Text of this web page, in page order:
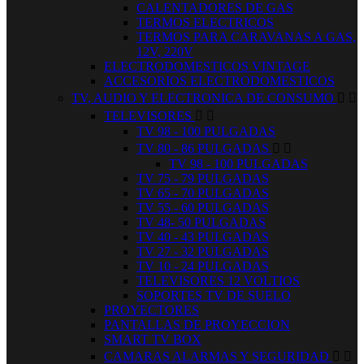
CALENTADORES DE GAS
TERMOS ELECTRICOS
TERMOS PARA CARAVANAS A GAS,
12V, 220V
ELECTRODOMESTICOS VINTAGE
ACCESORIOS ELECTRODOMESTICOS
TV, AUDIO Y ELECTRONICA DE CONSUMO  
TELEVISORES  
TV 98 - 100 PULGADAS
TV 80 - 86 PULGADAS  
TV 98 - 100 PULGADAS
TV 75 - 79 PULGADAS
TV 65 - 70 PULGADAS
TV 55 - 60 PULGADAS
TV 48- 50 PULGADAS
TV 40 - 43 PULGADAS
TV 27 - 32 PULGADAS
TV 10 - 24 PULGADAS
TELEVISORES 12 VOLTIOS
SOPORTES TV DE SUELO
PROYECTORES
PANTALLAS DE PROYECCION
SMART TV BOX
CAMARAS ALARMAS Y SEGURIDAD  